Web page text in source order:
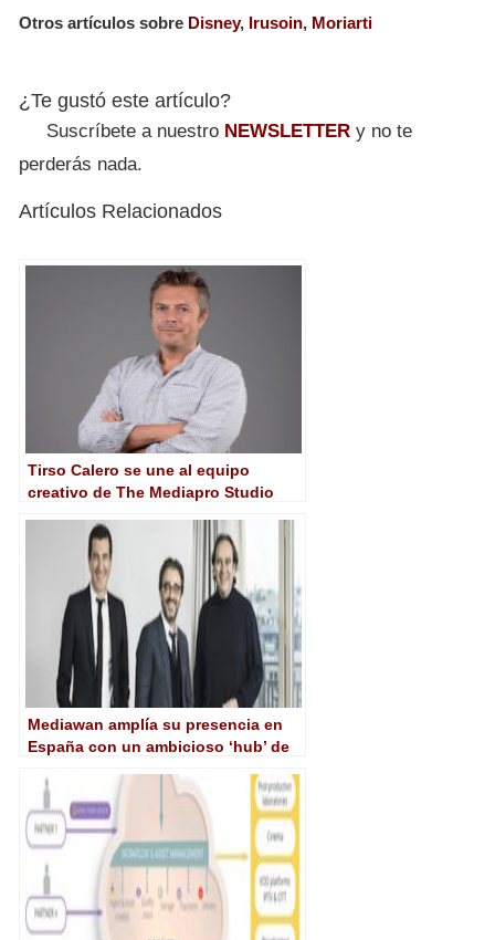
Otros artículos sobre Disney, Irusoin, Moriarti
¿Te gustó este artículo?
Suscríbete a nuestro NEWSLETTER y no te
perderás nada.
Artículos Relacionados
Tirso Calero se une al equipo
creativo de The Mediapro Studio
Mediawan amplía su presencia en
España con un ambicioso ‘hub’ de